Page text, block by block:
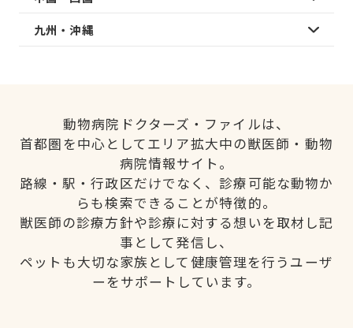
九州・沖縄
動物病院ドクターズ・ファイルは、
首都圏を中心としてエリア拡大中の獣医師・動物
病院情報サイト。
路線・駅・行政区だけでなく、診療可能な動物か
らも検索できることが特徴的。
獣医師の診療方針や診療に対する想いを取材し記
事として発信し、
ペットも大切な家族として健康管理を行うユーザ
ーをサポートしています。